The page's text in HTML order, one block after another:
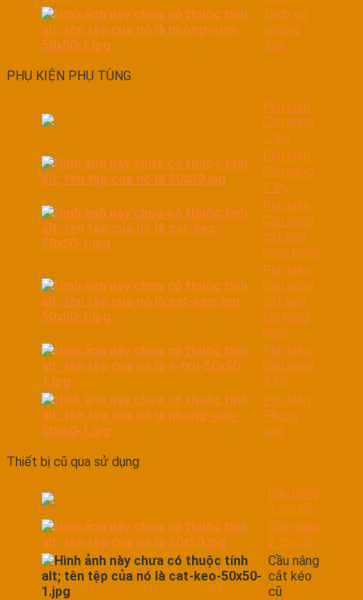
Dịch vụ
phòng
sơn
PHỤ KIỆN PHỤ TÙNG
Phụ kiện
Cầu nâng
1 trụ
Phụ kiện
Cầu nâng
2 trụ
Phụ kiện
Cầu nâng
cắt kéo
nâng bụng
Phụ kiện
Cầu nâng
cắt kéo
lớn nâng
bánh
Phụ kiện
Cầu nâng
4 trụ
Phụ kiện
Phòng
sơn
Thiết bị cũ qua sử dụng
Cầu nâng
1 trụ cũ
Cầu nâng
2 trụ cũ
Cầu nâng
cắt kéo
cũ